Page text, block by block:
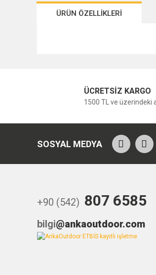
ÜRÜN ÖZELLİKLERİ
ÜCRETSİZ KARGO
1500 TL ve üzerindeki
SOSYAL MEDYA
+90 (542) 807 6585
bilgi@ankaoutdoor.com